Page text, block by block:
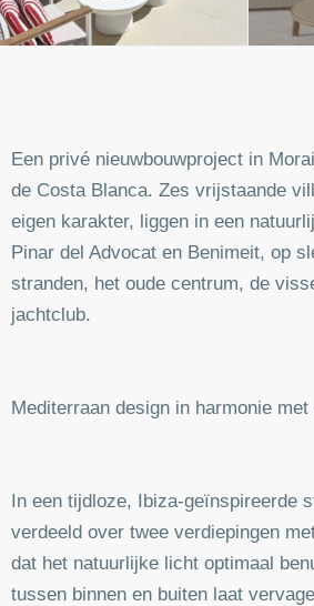
Een privé nieuwbouwproject in
de Costa Blanca. Zes vrijstaande
eigen karakter, liggen in een
Pinar del Advocat en Benimeit, op
stranden, het oude centrum, de
jachtclub.
Mediterraan design in harmonie met
In een tijdloze, Ibiza-geïnspireerde
verdeeld over twee verdiepingen
dat het natuurlijke licht optimaal
tussen binnen en buiten laat